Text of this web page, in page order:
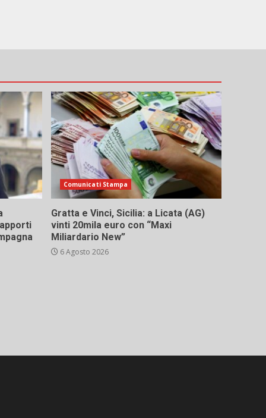
Comunicati Stampa
Gratta e Vinci, Sicilia: a Licata (AG)
vinti 20mila euro con “Maxi
Miliardario New”
6 Agosto 2026